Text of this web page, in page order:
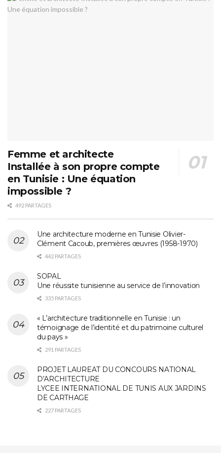
Femme et architecte
Installée à son propre compte
en Tunisie : Une équation
impossible ?
492 PARTAGES
Une architecture moderne en Tunisie Olivier-
Clément Cacoub, premières œuvres (1958-1970)
442 PARTAGES
SOPAL
Une réussite tunisienne au service de l’innovation
335 PARTAGES
« L’architecture traditionnelle en Tunisie : un
témoignage de l’identité et du patrimoine culturel
du pays »
291 PARTAGES
PROJET LAUREAT DU CONCOURS NATIONAL
D’ARCHITECTURE
LYCEE INTERNATIONAL DE TUNIS AUX JARDINS
DE CARTHAGE
227 PARTAGES